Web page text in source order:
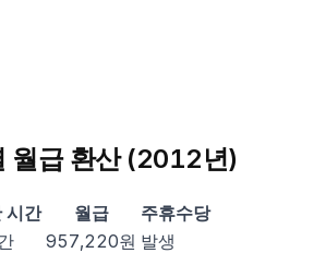
월급 환산 (2012년)
시간 월급
주휴수당
957,220원 발생